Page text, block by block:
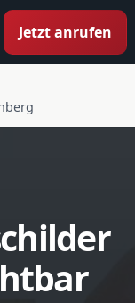
Jetzt anrufen